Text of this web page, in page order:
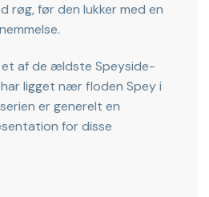
røg, før den lukker med en
et af de ældste Speyside-
ligget nær floden Spey i
er generelt en
for disse